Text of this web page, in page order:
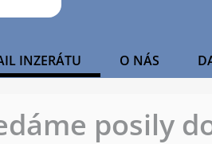
INZERÁTU O NÁS
posily